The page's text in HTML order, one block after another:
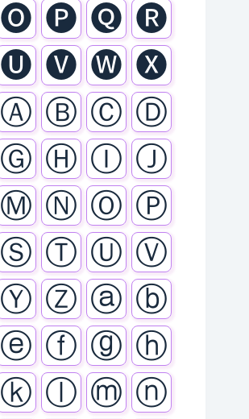
🅞 🅟 🅠 🅡
🅤 🅥 🅦 🅧
Ⓐ Ⓑ Ⓒ Ⓓ
Ⓖ Ⓗ Ⓘ Ⓙ
Ⓜ Ⓝ Ⓞ Ⓟ
Ⓢ Ⓣ Ⓤ Ⓥ
Ⓨ Ⓩ ⓐ ⓑ
ⓔ ⓕ ⓖ ⓗ
ⓚ ⓛ ⓜ ⓝ